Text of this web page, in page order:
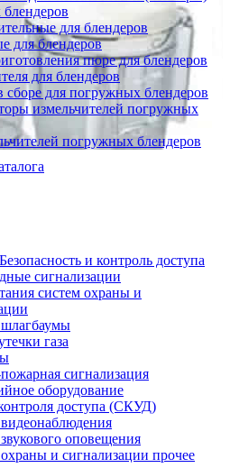
для блендеров
для блендеров
пюре для блендеров
для блендеров
сборе для погружных блендеров
измельчителей погружных
погружных блендеров
Безопасность и контроль доступа
сигнализации
систем охраны и
газа
сигнализация
оборудование
доступа (СКУД)
оповещения
и сигнализации прочее